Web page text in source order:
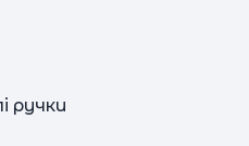
ручки